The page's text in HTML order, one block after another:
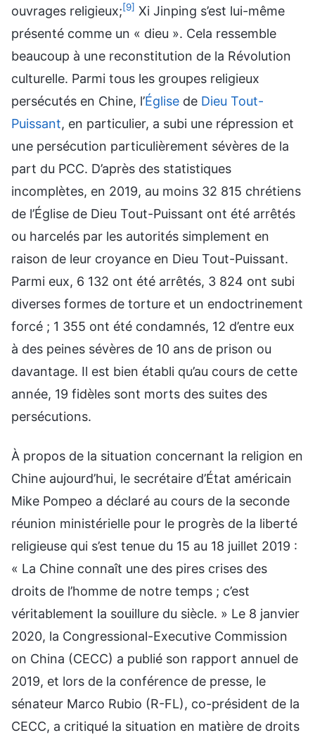
ouvrages religieux;[9] Xi Jinping s’est lui-même
présenté comme un « dieu ». Cela ressemble
beaucoup à une reconstitution de la Révolution
culturelle. Parmi tous les groupes religieux
persécutés en Chine, l’Église de Dieu Tout-
Puissant, en particulier, a subi une répression et
une persécution particulièrement sévères de la
part du PCC. D’après des statistiques
incomplètes, en 2019, au moins 32 815 chrétiens
de l’Église de Dieu Tout-Puissant ont été arrêtés
ou harcelés par les autorités simplement en
raison de leur croyance en Dieu Tout-Puissant.
Parmi eux, 6 132 ont été arrêtés, 3 824 ont subi
diverses formes de torture et un endoctrinement
forcé ; 1 355 ont été condamnés, 12 d’entre eux
à des peines sévères de 10 ans de prison ou
davantage. Il est bien établi qu’au cours de cette
année, 19 fidèles sont morts des suites des
persécutions.
À propos de la situation concernant la religion en
Chine aujourd’hui, le secrétaire d’État américain
Mike Pompeo a déclaré au cours de la seconde
réunion ministérielle pour le progrès de la liberté
religieuse qui s’est tenue du 15 au 18 juillet 2019 :
« La Chine connaît une des pires crises des
droits de l’homme de notre temps ; c’est
véritablement la souillure du siècle. » Le 8 janvier
2020, la Congressional-Executive Commission
on China (CECC) a publié son rapport annuel de
2019, et lors de la conférence de presse, le
sénateur Marco Rubio (R-FL), co-président de la
CECC, a critiqué la situation en matière de droits